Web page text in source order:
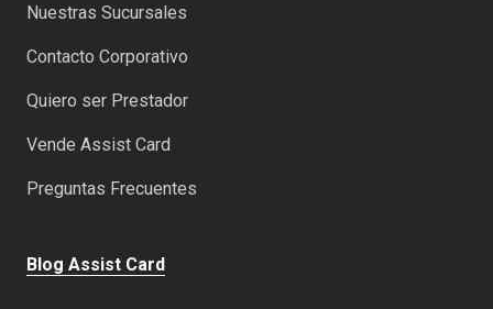
Nuestras Sucursales
Contacto Corporativo
Quiero ser Prestador
Vende Assist Card
Preguntas Frecuentes
Blog Assist Card